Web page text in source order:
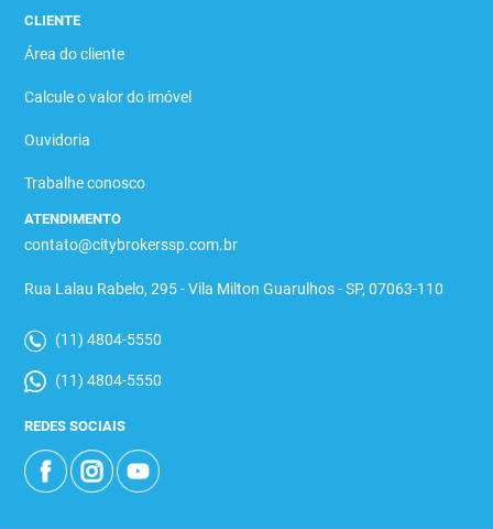
CLIENTE
Área do cliente
Calcule o valor do imóvel
Ouvidoria
Trabalhe conosco
ATENDIMENTO
contato@citybrokerssp.com.br
Rua Lalau Rabelo, 295 - Vila Milton Guarulhos - SP, 07063-110
(11) 4804-5550
(11) 4804-5550
REDES SOCIAIS